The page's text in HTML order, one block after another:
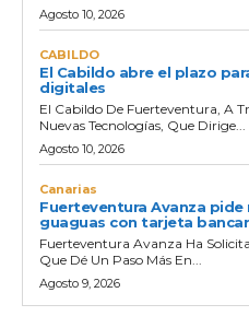
Agosto 10, 2026
CABILDO
El Cabildo abre el plazo
digitales
El Cabildo De Fuerteventura, A
Nuevas Tecnologías, Que Dirige...
Agosto 10, 2026
Canarias
Fuerteventura Avanza
guaguas con tarjeta
Fuerteventura Avanza Ha
Que Dé Un Paso Más En...
Agosto 9, 2026